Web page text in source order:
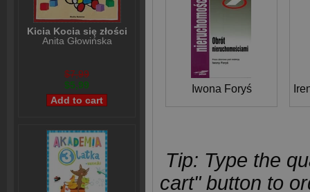
Kicia Kocia się złości
Anita Głowińska
$7,99
$5,99
Iwona Foryś
Tip: Type the
cart" button to